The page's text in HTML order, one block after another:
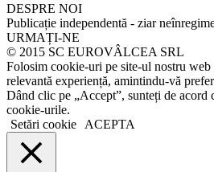
DESPRE NOI
Publicație independentă - ziar
URMAȚI-NE
© 2015 SC EUROVÂLCEA SRL
Folosim cookie-uri pe site-ul nostru web
relevantă experiență, amintindu-vă
Dând clic pe „Accept”, sunteți de
cookie-urile.
Setări cookie
ACEPTA